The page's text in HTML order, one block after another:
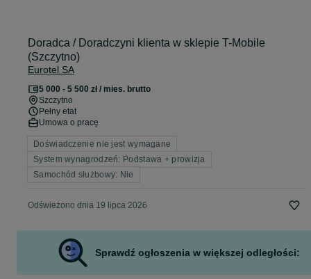
Doradca / Doradczyni klienta w sklepie T-Mobile
(Szczytno)
Eurotel SA
5 000 - 5 500 zł / mies. brutto
Szczytno
Pełny etat
Umowa o pracę
Doświadczenie nie jest wymagane
System wynagrodzeń: Podstawa + prowizja
Samochód służbowy: Nie
Odświeżono dnia 19 lipca 2026
Sprawdź ogłoszenia w większej odległości: